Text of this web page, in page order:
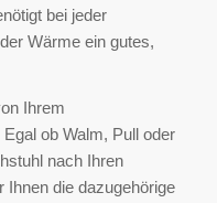
bei jeder
Wärme ein gutes,
Ihrem
ob Walm, Pull oder
nach Ihren
Ihnen die dazugehörige